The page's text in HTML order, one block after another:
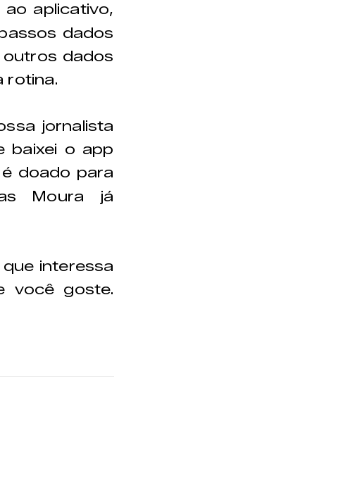
aplicativo,
dados
outros dados
rotina.
jornalista
baixei o app
doado para
Moura já
interessa
você goste.